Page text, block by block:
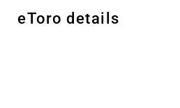
eToro details